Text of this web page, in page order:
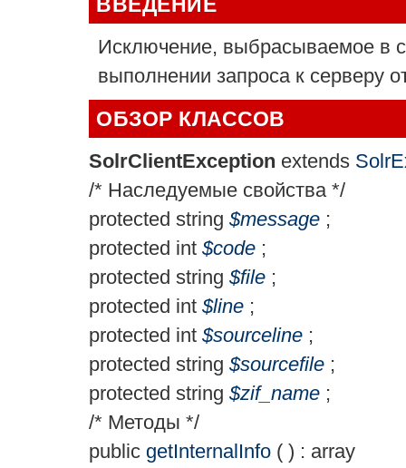
Исключение, выбрасываемое в
выполнении запроса к серверу
ОБЗОР КЛАССОВ
SolrClientException extends
/* Наследуемые свойства */
protected string $message ;
protected int $code ;
protected string $file ;
protected int $line ;
protected int $sourceline ;
protected string $sourcefile ;
protected string $zif_name ;
/* Методы */
public getInternalInfo ( ) : array